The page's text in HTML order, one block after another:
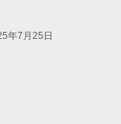
年7月25日